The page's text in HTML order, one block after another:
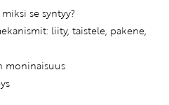
se syntyy?
liity, taistele, pakene,
moninaisuus